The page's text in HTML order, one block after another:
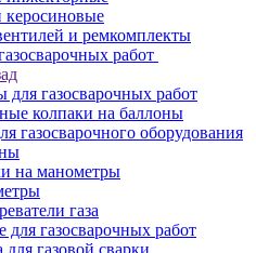
керосиновые
и ремкомплекты
работ
для газосварочных работ
колпаки на баллоны
газосварочного оборудования
на манометры
газа
для газосварочных работ
для газовой сварки